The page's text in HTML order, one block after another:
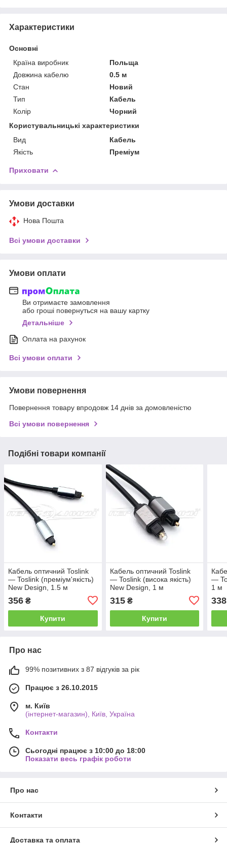
Характеристики
Основні
Країна виробник
Польща
Довжина кабелю
0.5 м
Стан
Новий
Тип
Кабель
Колір
Чорний
Користувальницькі характеристики
Вид
Кабель
Якість
Преміум
Приховати
Умови доставки
Нова Пошта
Всі умови доставки
Умови оплати
Ви отримаєте замовлення
або гроші повернуться на вашу картку
Детальніше
Оплата на рахунок
Всі умови оплати
Умови повернення
Повернення товару впродовж 14 днів за домовленістю
Всі умови повернення
Подібні товари компанії
Кабель оптичний Toslink
— Toslink (преміум'якість)
New Design, 1.5 м
356 ₴
Купити
Кабель оптичний Toslink
— Toslink (висока якість)
New Design, 1 м
315₴
Купити
—
1 м
338
Про нас
99% позитивних з 87 відгуків за рік
Працює з 26.10.2015
м. Київ
(інтернет-магазин), Київ, Україна
Контакти
Сьогодні працює з 10:00 до 18:00
Показати весь графік роботи
Про нас
Контакти
Доставка та оплата